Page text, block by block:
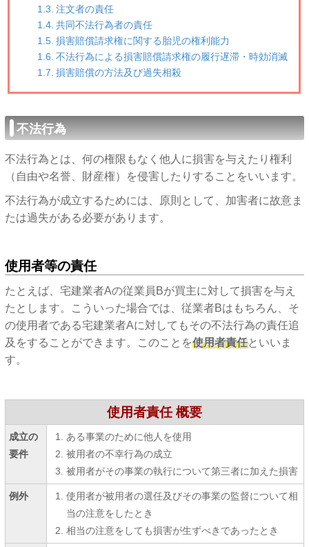
注文者の責任
共同不法行為者の責任
損害賠償請求権に関する胎児の権利能力
不法行為による損害賠償請求権の履行遅滞・時効消滅
損害賠償の方法及び過失相殺
不法行為
不法行為とは、何の権限もなく他人に損害を与えたり権利
（自由や名誉、財産権）を侵害したりすることをいいます。
不法行為が成立するためには、原則として、加害者に故意ま
たは過失がある必要があります。
使用者等の責任
たとえば、宅建業者Aの従業員Bが買主に対して損害を与え
たとします。こういった場合では、従業者Bはもちろん、そ
の使用者である宅建業者Aに対してもその不法行為の責任追
及をすることができます。このことを使用者責任といいま
す。
使用者責任 概要
成立の
要件
ある事業のために他人を使用
被用者の不幸行為の成立
被用者がその事業の執行について第三者に加えた損害
例外
使用者が被用者の選任及びその事業の監督について相
当の注意をしたとき
相当の注意をしても損害が生ずべきであったとき